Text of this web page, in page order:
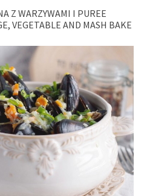
Z WARZYWAMI I PUREE
VEGETABLE AND MASH BAKE